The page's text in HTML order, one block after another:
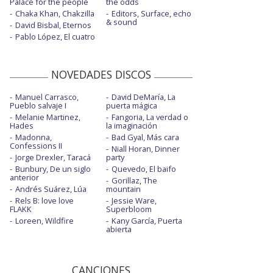
Chaka Khan, Chakzilla
David Bisbal, Eternos
Pablo López, El cuatro
Editors, Surface, echo
& sound
NOVEDADES DISCOS
Manuel Carrasco,
Pueblo salvaje I
Melanie Martinez,
Hades
Madonna,
Confessions II
Jorge Drexler, Taracá
Bunbury, De un siglo
anterior
Andrés Suárez, Lúa
Rels B: love love
FLAKK
Loreen, Wildfire
David DeMaría, La
puerta mágica
Fangoria, La verdad o
la imaginación
Bad Gyal, Más cara
Niall Horan, Dinner
party
Quevedo, El baifo
Gorillaz, The
mountain
Jessie Ware,
Superbloom
Kany García, Puerta
abierta